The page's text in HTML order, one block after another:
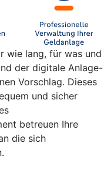
wie lang, für was und
der digitale Anlage-
Vorschlag. Dieses
und sicher
betreuen Ihre
die sich